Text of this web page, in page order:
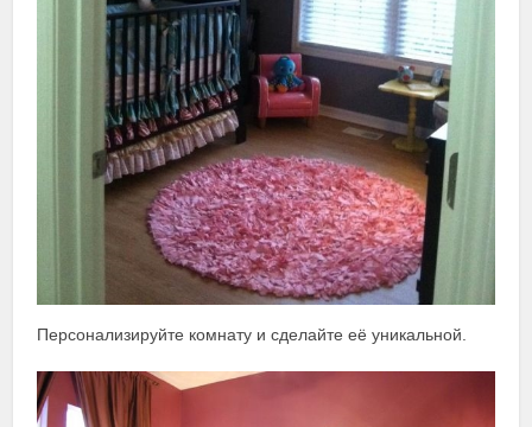
Персонализируйте комнату и сделайте её уникальной.